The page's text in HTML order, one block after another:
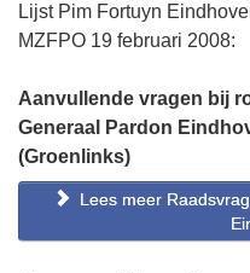
Lijst Pim Fortuyn
MZFPO 19 februari 2008:
Aanvullende vragen bij
Generaal Pardon
(Groenlinks)
Lees meer